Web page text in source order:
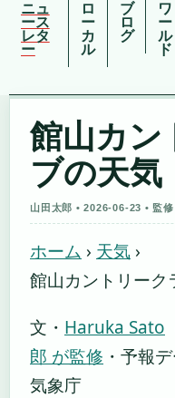
ニュ
ース
レタ
ー
ロ
ー
カ
ル
ブ
ロ
グ
ワ
ー
ル
ド
館山カン
ブの天気
山田太郎 • 2026-06-23 • 監
ホーム › 天気 ›
館山カントリーク
文・ Haruka Sato
郎 が監修 ・ 予報デ
気象庁